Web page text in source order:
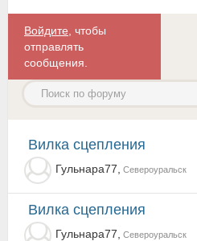
Войдите , чтобы
отправлять
сообщения.
вилка сцепления
Гульнара77, Североуральск
вилка сцепления
Гульнара77, Североуральск